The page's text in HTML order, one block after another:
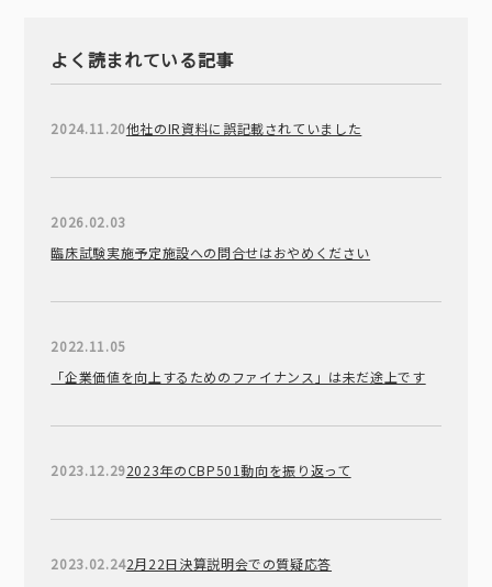
よく読まれている記事
2024.11.20他社のIR資料に誤記載されていました
2026.02.03
臨床試験実施予定施設への問合せはおやめください
2022.11.05
「企業価値を向上するためのファイナンス」は未だ途上です
2023.12.292023年のCBP501動向を振り返って
2023.02.242月22日決算説明会での質疑応答